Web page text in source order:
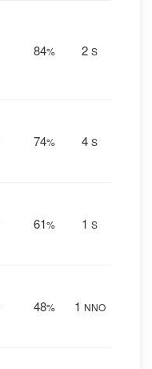
84% 2 S
74% 4 S
61% 1 S
48% 1 NNO